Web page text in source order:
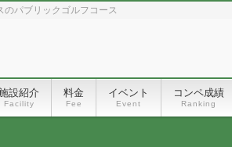
のパブリックゴルフコース
設紹介
Facility
料金
Fee
イベント
Event
コンペ成績
Ranking